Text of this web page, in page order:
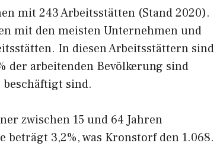
mit 243 Arbeitsstätten (Stand 2020).
mit den meisten Unternehmen und
In diesen Arbeitsstättern sind
der arbeitenden Bevölkerung sind
beschäftigt sind.
zwischen 15 und 64 Jahren
3,2%, was Kronstorf den 1.068.